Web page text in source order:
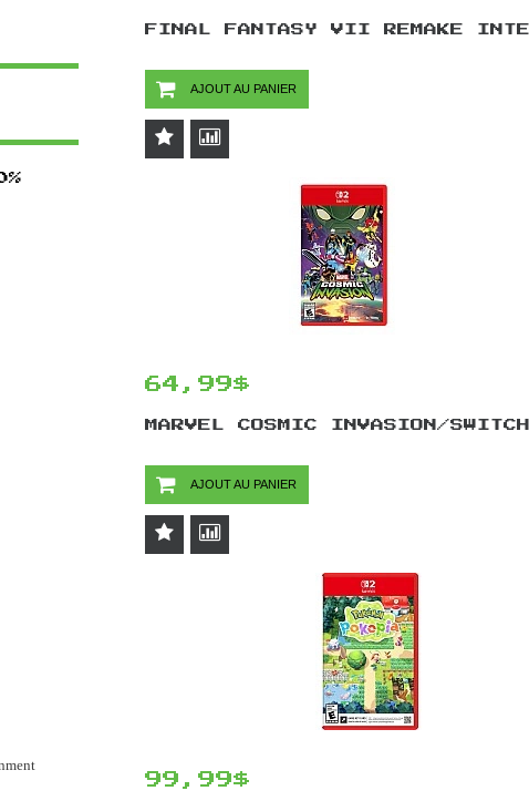
FINAL FANTASY VII REMAKE
AJOUT AU PANIER
64,99$
MARVEL COSMIC INVASION/
AJOUT AU PANIER
99,99$